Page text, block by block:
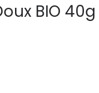
BIO 40g